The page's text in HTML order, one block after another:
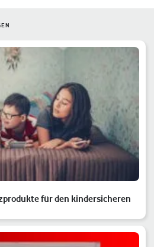
für den kindersicheren